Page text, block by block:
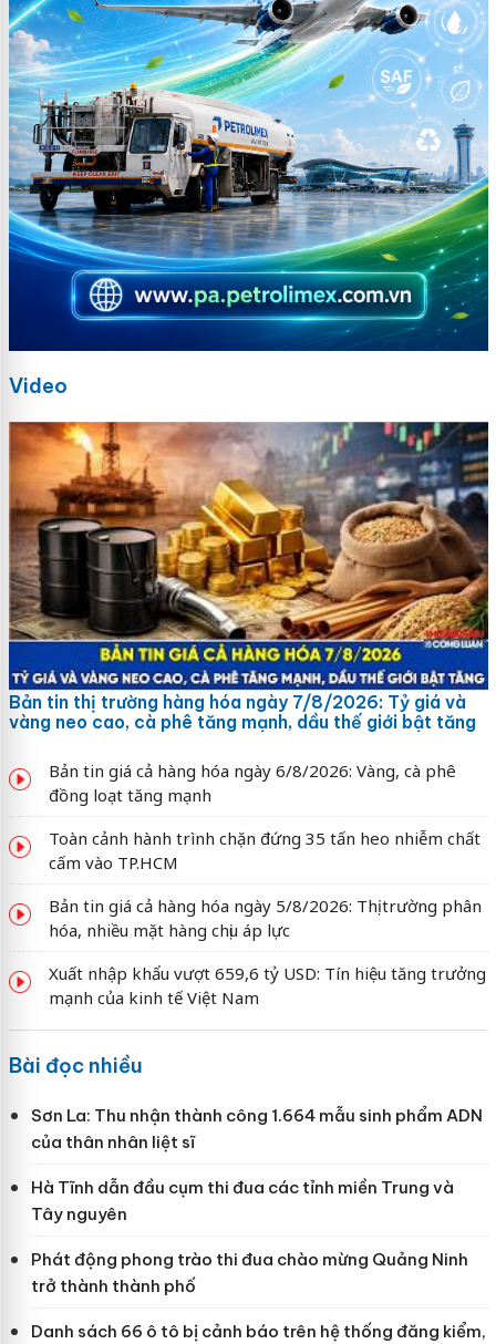
Video
Bản tin thị trường hàng hóa ngày 7/8/2026: Tỷ giá và
vàng neo cao, cà phê tăng mạnh, dầu thế giới bật tăng
Bản tin giá cả hàng hóa ngày 6/8/2026: Vàng, cà phê
đồng loạt tăng mạnh
Toàn cảnh hành trình chặn đứng 35 tấn heo nhiễm chất
cấm vào TP.HCM
Bản tin giá cả hàng hóa ngày 5/8/2026: Thị trường phân
hóa, nhiều mặt hàng chịu áp lực
Xuất nhập khẩu vượt 659,6 tỷ USD: Tín hiệu tăng trưởng
mạnh của kinh tế Việt Nam
Bài đọc nhiều
Sơn La: Thu nhận thành công 1.664 mẫu sinh phẩm ADN
của thân nhân liệt sĩ
Hà Tĩnh dẫn đầu cụm thi đua các tỉnh miền Trung và
Tây nguyên
Phát động phong trào thi đua chào mừng Quảng Ninh
trở thành thành phố
Danh sách 66 ô tô bị cảnh báo trên hệ thống đăng kiểm,